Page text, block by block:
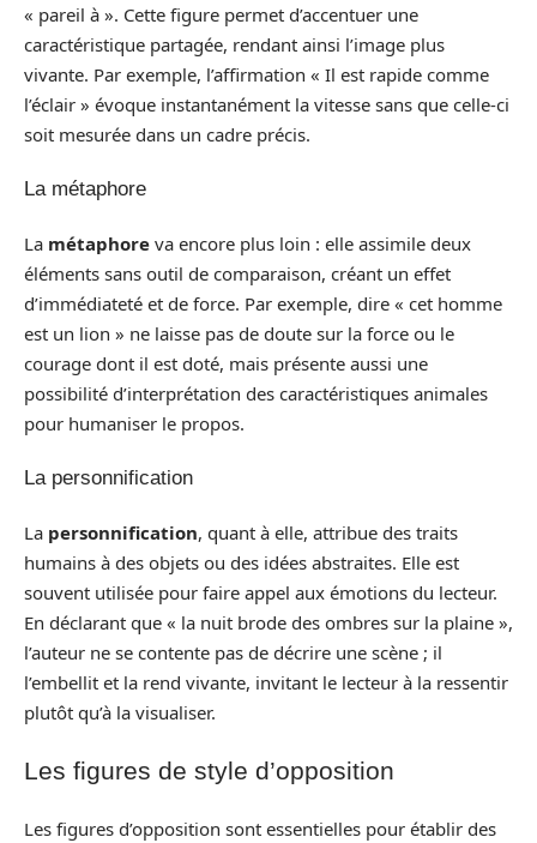
« pareil à ». Cette figure permet d’accentuer une
caractéristique partagée, rendant ainsi l’image plus
vivante. Par exemple, l’affirmation « Il est rapide comme
l’éclair » évoque instantanément la vitesse sans que celle-ci
soit mesurée dans un cadre précis.
La métaphore
La métaphore va encore plus loin : elle assimile deux
éléments sans outil de comparaison, créant un effet
d’immédiateté et de force. Par exemple, dire « cet homme
est un lion » ne laisse pas de doute sur la force ou le
courage dont il est doté, mais présente aussi une
possibilité d’interprétation des caractéristiques animales
pour humaniser le propos.
La personnification
La personnification, quant à elle, attribue des traits
humains à des objets ou des idées abstraites. Elle est
souvent utilisée pour faire appel aux émotions du lecteur.
En déclarant que « la nuit brode des ombres sur la plaine »,
l’auteur ne se contente pas de décrire une scène ; il
l’embellit et la rend vivante, invitant le lecteur à la ressentir
plutôt qu’à la visualiser.
Les figures de style d’opposition
Les figures d’opposition sont essentielles pour établir des